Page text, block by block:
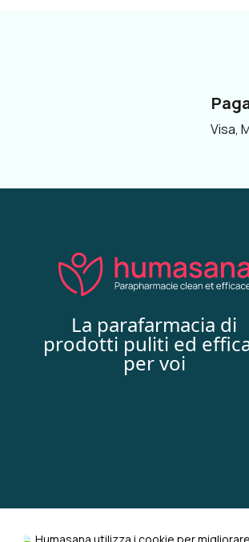
Visa,
La parafarmacia di
prodotti puliti ed
per voi